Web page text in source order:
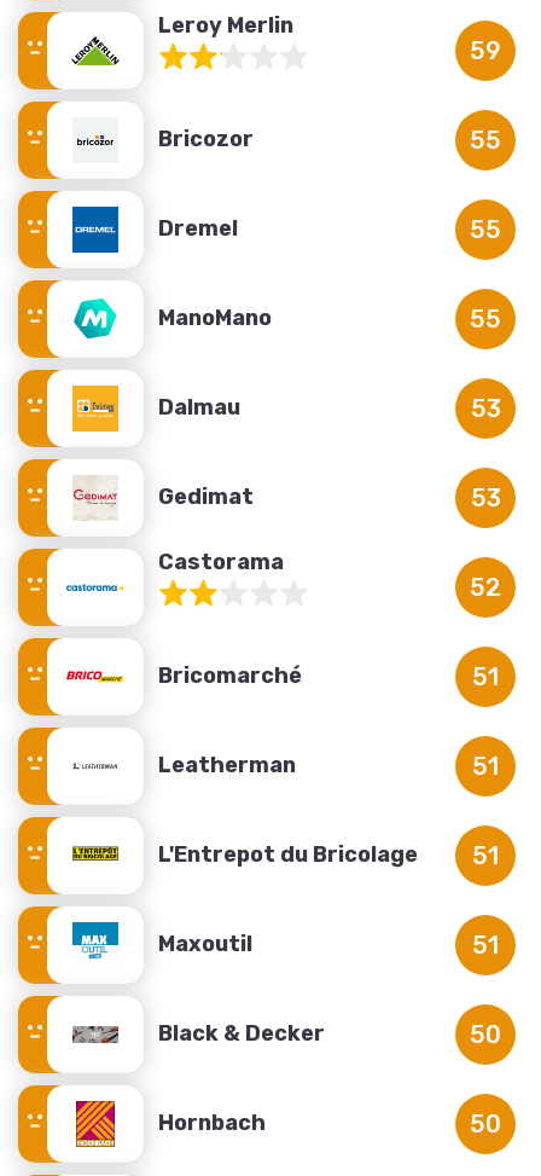
Leroy Merlin
59
Bricozor 55
Dremel 55
ManoMano 55
Dalmau 53
Gedimat 53
Castorama
52
Bricomarché 51
Leatherman 51
L'Entrepot du Bricolage 51
Maxoutil 51
Black & Decker 50
Hornbach 50